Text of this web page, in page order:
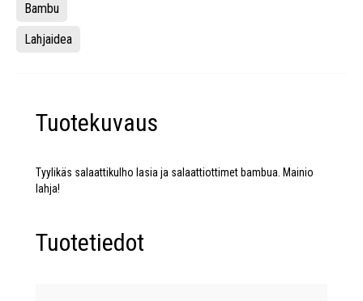
Bambu
Lahjaidea
Tuotekuvaus
Tyylikäs salaattikulho lasia ja salaattiottimet bambua. Mainio
lahja!
Tuotetiedot